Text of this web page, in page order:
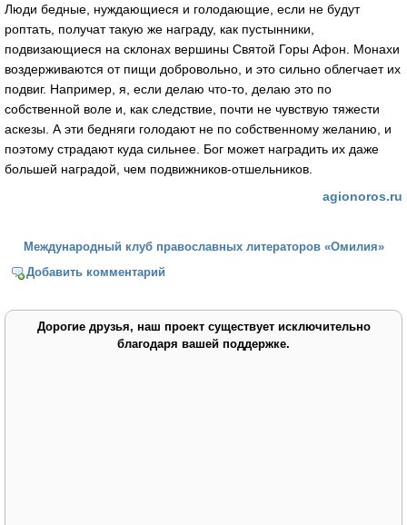
Люди бедные, нуждающиеся и голодающие, если не будут
роптать, получат такую же награду, как пустынники,
подвизающиеся на склонах вершины Святой Горы Афон. Монахи
воздерживаются от пищи добровольно, и это сильно облегчает их
подвиг. Например, я, если делаю что-то, делаю это по
собственной воле и, как следствие, почти не чувствую тяжести
аскезы. А эти бедняги голодают не по собственному желанию, и
поэтому страдают куда сильнее. Бог может наградить их даже
большей наградой, чем подвижников-отшельников.
agionoros.ru
Международный клуб православных литераторов «Омилия»
Добавить комментарий
Дорогие друзья, наш проект существует исключительно
благодаря вашей поддержке.